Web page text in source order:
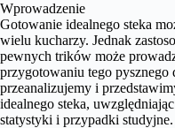
Wprowadzenie
Gotowanie idealnego steka
wielu kucharzy. Jednak
pewnych trików może
przygotowaniu tego
przeanalizujemy i
idealnego steka,
statystyki i przypadki studyjne.